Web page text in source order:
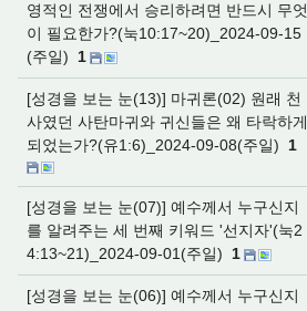
영적인 전쟁에서 승리하려면 반드시 무엇
이 필요한가?(눅10:17~20)_2024-09-15
(주일)
1
[성경을 보는 눈(13)] 마귀론(02) 원래 천
사였던 사탄마귀와 귀신들은 왜 타락하게
되었는가?(유1:6)_2024-09-08(주일)
1
[성경을 보는 눈(07)] 예수께서 누구신지
를 알려주는 세 번째 키워드 '선지자'(눅2
4:13~21)_2024-09-01(주일)
1
[성경을 보는 눈(06)] 예수께서 누구신지